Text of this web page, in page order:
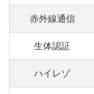
赤外線通信
生体認証
ハイレゾ